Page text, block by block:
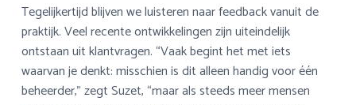
Tegelijkertijd blijven we luisteren naar feedback vanuit de
praktijk. Veel recente ontwikkelingen zijn uiteindelijk
ontstaan uit klantvragen. “Vaak begint het met iets
waarvan je denkt: misschien is dit alleen handig voor één
beheerder,” zegt Suzet, “maar als steeds meer mensen